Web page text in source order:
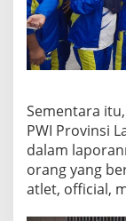
Sementara
PWI Provinsi
dalam
orang yang
atlet, official,